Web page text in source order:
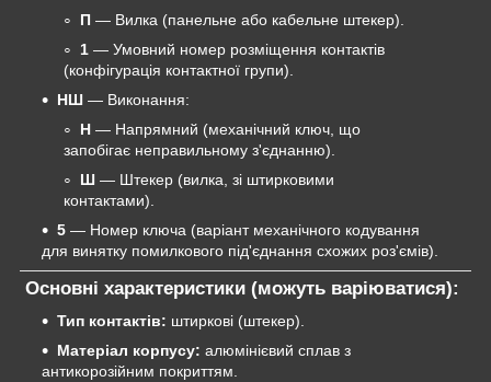
П — Вилка (панельне або кабельне штекер).
1 — Умовний номер розміщення контактів
(конфігурація контактної групи).
НШ — Виконання:
Н — Напрямний (механічний ключ, що
запобігає неправильному з'єднанню).
Ш — Штекер (вилка, зі штирковими
контактами).
5 — Номер ключа (варіант механічного кодування
для винятку помилкового під'єднання схожих роз'ємів).
Основні характеристики (можуть варіюватися):
Тип контактів: штиркові (штекер).
Матеріал корпусу: алюмінієвий сплав з
антикорозійним покриттям.